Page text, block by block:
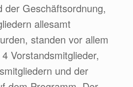
der Geschäftsordnung,
allesamt
standen vor allem
Vorstandsmitglieder,
und der